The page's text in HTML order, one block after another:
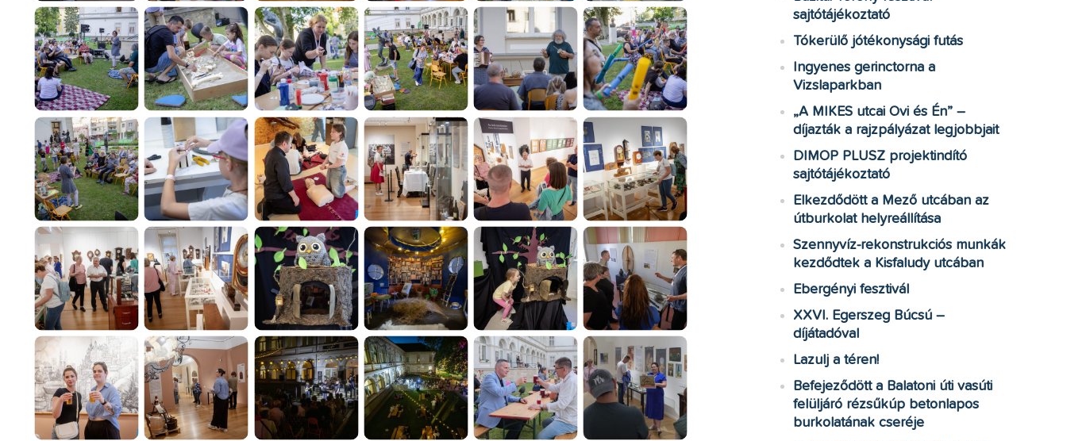
sajtótájékoztató
Tókerülő jótékonysági futás
Ingyenes gerinctorna a
Vizslaparkban
„A MIKES utcai Ovi és Én” –
díjazták a rajzpályázat legjobbjait
DIMOP PLUSZ projektindító
sajtótájékoztató
Elkezdődött a Mező utcában az
útburkolat helyreállítása
Szennyvíz-rekonstrukciós munkák
kezdődtek a Kisfaludy utcában
Ebergényi fesztivál
XXVI. Egerszeg Búcsú –
díjátadóval
Lazulj a téren!
Befejeződött a Balatoni úti vasúti
felüljáró rézsűkúp betonlapos
burkolatának cseréje